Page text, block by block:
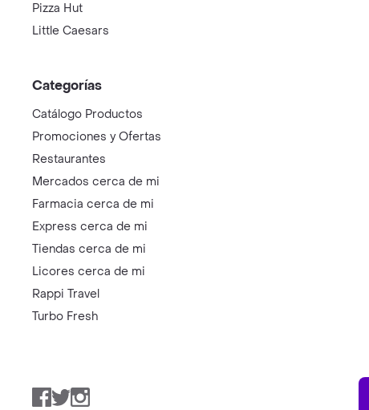
Pizza Hut
Little Caesars
Categorías
Catálogo Productos
Promociones y Ofertas
Restaurantes
Mercados cerca de mi
Farmacia cerca de mi
Express cerca de mi
Tiendas cerca de mi
Licores cerca de mi
Rappi Travel
Turbo Fresh
Facebook
TwitterInstagram